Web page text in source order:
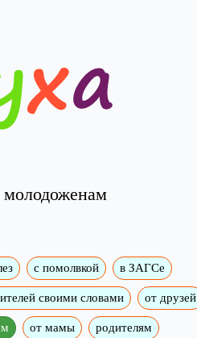
молодоженам
с помолвкой в ЗАГСе
своими словами от друзей
от мамы родителям